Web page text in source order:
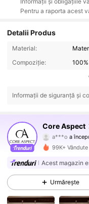
Pentru a raporta acest
Detalii Produs
Material:
Compoziție:
Informații de siguranță și
Core Aspect
a***oa
v***4
4,68
20K
4,68 20K
99K+
Acest magazin
Urmărește